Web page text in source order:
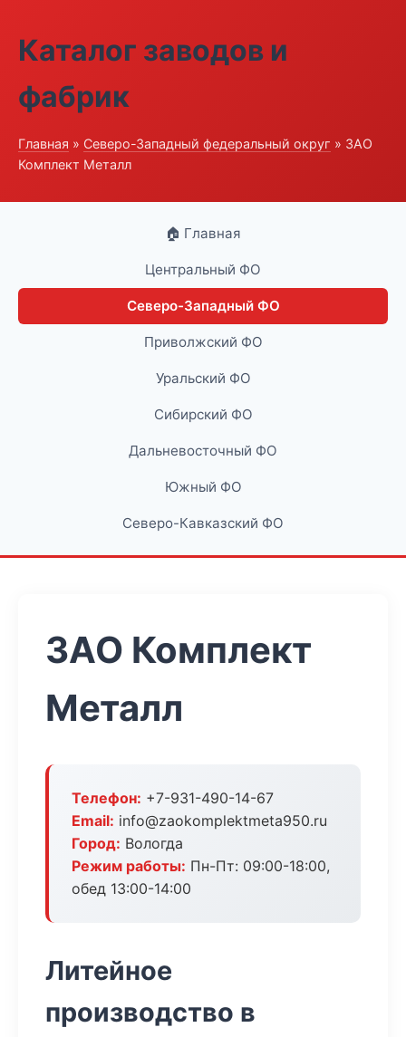
Каталог заводов и
фабрик
Главная » Северо-Западный федеральный округ » ЗАО
Комплект Металл
🏠 Главная
Центральный ФО
Северо-Западный ФО
Приволжский ФО
Уральский ФО
Сибирский ФО
Дальневосточный ФО
Южный ФО
Северо-Кавказский ФО
ЗАО Комплект
Металл
Телефон: +7-931-490-14-67
Email: info@zaokomplektmeta950.ru
Город: Вологда
Режим работы: Пн-Пт: 09:00-18:00,
обед 13:00-14:00
Литейное
производство в